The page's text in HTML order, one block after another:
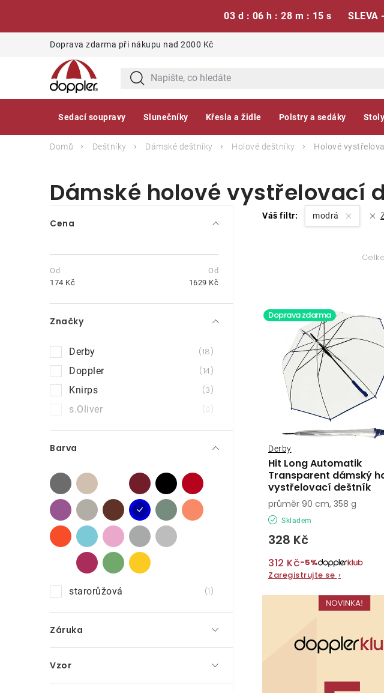
03 d : 06 h : 28 m : 14 s SLEVA
Doprava zdarma při nákupu nad 2000 Kč
Sedací soupravy Slunečníky Křesla a židle Polstry a sedáky Stoly
Domů Deštníky Dámské deštníky Holové deštníky Holové
Dámské holové vystřelovací
P
s
t
r
a
n
n
í
a
n
e
l
Cena
174 Kč 1629 Kč
Značky
Derby
18
Doppler
14
Knirps
3
s.Oliver
0
Barva
starorůžová 1
Záruka
Vzor
Váš filtr: modrá
ý
o
d
u
k
t
ů
Doprava zdarma
Hit Long Automatik
Transparent dámský
vystřelovací deštník
Derby
Skladem
328 Kč
312 Kč−5%
Zaregistrujte se ›
průměr 90 cm, 358 g